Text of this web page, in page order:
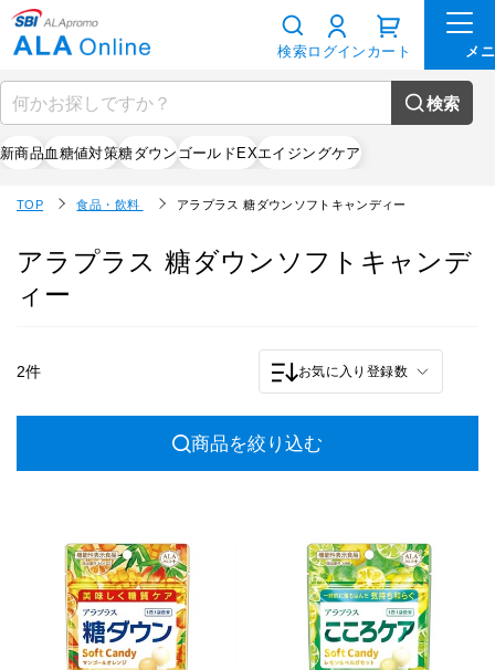
検索
新商品血糖値対策糖ダウンゴールドEXエイジングケア
検索ログイン カート
TOP 食品・飲料 アラプラス 糖ダウンソフトキャンディー
アラプラス 糖ダウンソフトキャンデ
ィー
2件 お気に入り登録数
商品を絞り込む